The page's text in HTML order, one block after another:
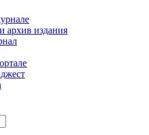
архив издания